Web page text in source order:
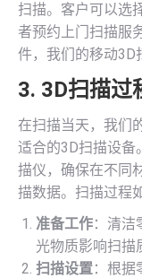
扫描。客户可以选
者预约上门扫描服
件，我们的移动3D
3. 3D扫描过
在扫描当天，我们
适合的3D扫描设备
描仪，确保在不同
描数据。扫描过程
准备工作：清洁
光物质影响扫描
扫描设置：根据